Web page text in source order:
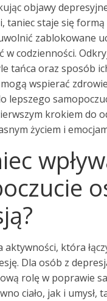
objawy
taniec staje się
zablokowane
w codzienności.
tańca oraz sposób
wspierać
lepszego
krokiem do
życiem i
która
Dla osób z
rolę w poprawie
ciało, jak i umysł,